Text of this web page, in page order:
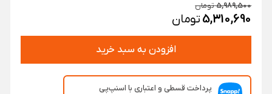
5,989,500تومان
5,310,690تومان
افزودن به سبد خرید
پرداخت قسطی و اعتباری با اسنپ‌پی